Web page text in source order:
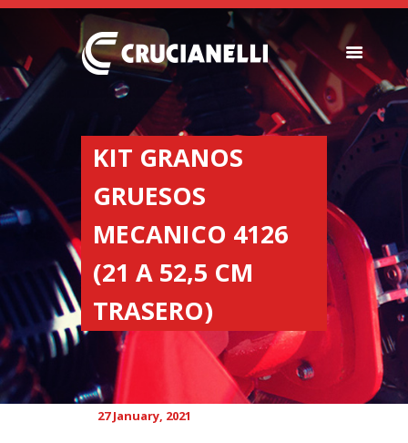
KIT GRANOS
GRUESOS
MECANICO 4126
(21 A 52,5 CM
TRASERO)
SEEDERS
FERTILIZER
SPREADERS
ABOUT US
DEALERSHIPS
NEWS
COMPANY
CONTACT
27 January, 2021